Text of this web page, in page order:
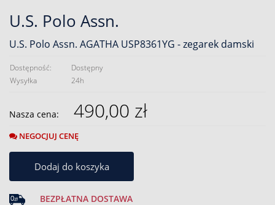
U.S. Polo Assn.
U.S. Polo Assn. AGATHA USP8361YG - zegarek damski
Dostępność:
Dostępny
Wysyłka
24h
Nasza cena: 490,00 zł
NEGOCJUJ CENĘ
Dodaj do koszyka
BEZPŁATNA DOSTAWA